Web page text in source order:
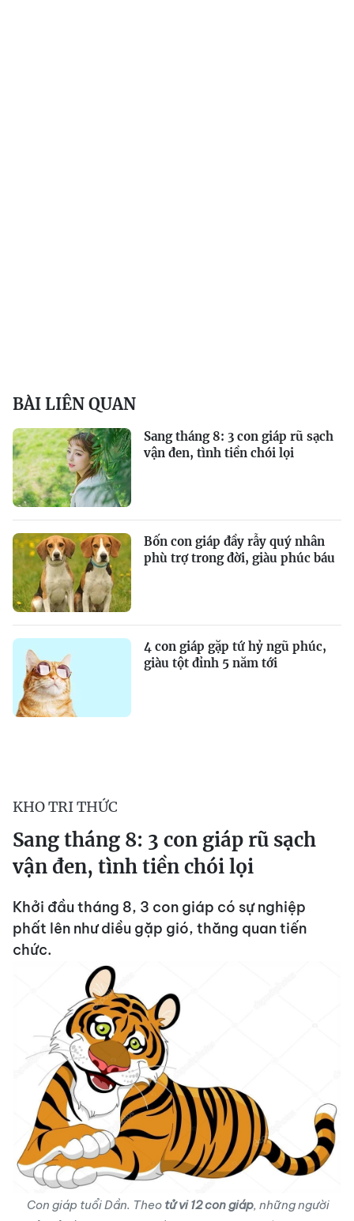
BÀI LIÊN QUAN
Sang tháng 8: 3 con giáp rũ sạch
vận đen, tình tiền chói lọi
Bốn con giáp đầy rẫy quý nhân
phù trợ trong đời, giàu phúc báu
4 con giáp gặp tứ hỷ ngũ phúc,
giàu tột đỉnh 5 năm tới
KHO TRI THỨC
Sang tháng 8: 3 con giáp rũ sạch
vận đen, tình tiền chói lọi
Khởi đầu tháng 8, 3 con giáp có sự nghiệp
phất lên như diều gặp gió, thăng quan tiến
chức.
Con giáp tuổi Dần. Theo tử vi 12 con giáp, những người